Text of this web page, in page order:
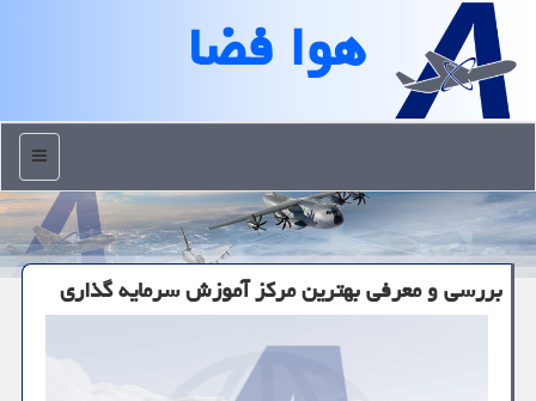
هوا فضا
منو
بررسی و معرفی بهترین مركز آموزش سرمایه گذاری